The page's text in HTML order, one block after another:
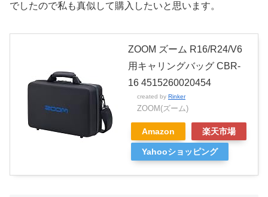
でしたので私も真似して購入したいと思います。
ZOOM ズーム R16/R24/V6
用キャリングバッグ CBR-
16 4515260020454
created by Rinker
ZOOM(ズーム)
Amazon 楽天市場
Yahooショッピング